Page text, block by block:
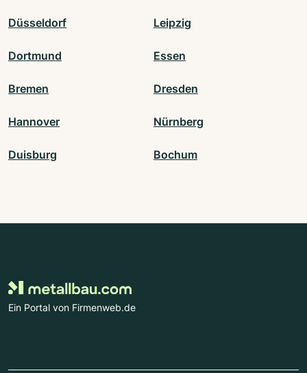
Düsseldorf Leipzig
Dortmund Essen
Bremen Dresden
Hannover Nürnberg
Duisburg Bochum
Ein Portal von Firmenweb.de